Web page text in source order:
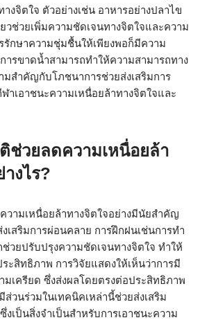
งจิตใจ ตัวอย่างเช่น อาหารอย่างปลาไข
วช่วยเพิ่มความชัดเจนทางจิตใจและความ
กษาความชุ่มชื้นให้เพียงพอก็มีความ
ารขาดน้ำสามารถทำให้ความสามารถทาง
สำคัญกับโภชนาการช่วยส่งเสริมการ
เอาชนะความเหนื่อยล้าทางจิตใจและ
ช่วยลดความเหนื่อยล้า
งไร?
วามเหนื่อยล้าทางจิตใจอย่างมีนัยสำคัญ
เสริมการผ่อนคลาย การฝึกฝนเช่นการทำ
วยปรับปรุงความชัดเจนทางจิตใจ ทำให้
สิทธิภาพ การวิจัยแสดงให้เห็นว่าการมี
เครียด ซึ่งส่งผลโดยตรงต่อประสิทธิภาพ
ส่วนร่วมในเทคนิคเหล่านี้ช่วยส่งเสริม
งเป็นสิ่งจำเป็นสำหรับการเอาชนะความ